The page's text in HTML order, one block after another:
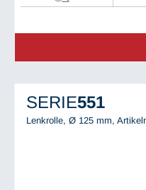
SERIE551
Lenkrolle, Ø 125 mm,